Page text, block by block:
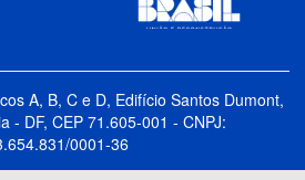
A, B, C e D, Edifício Santos Dumont,
- DF, CEP 71.605-001 - CNPJ:
0001-36